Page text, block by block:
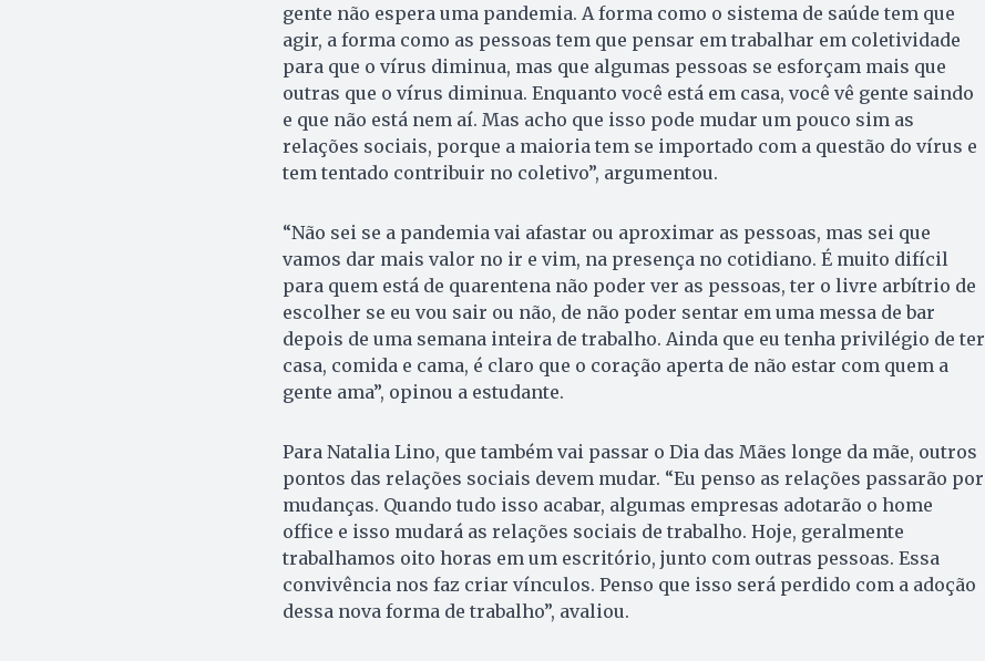
gente não espera uma pandemia. A forma como o sistema de saúde tem que
agir, a forma como as pessoas tem que pensar em trabalhar em coletividade
para que o vírus diminua, mas que algumas pessoas se esforçam mais que
outras que o vírus diminua. Enquanto você está em casa, você vê gente saindo
e que não está nem aí. Mas acho que isso pode mudar um pouco sim as
relações sociais, porque a maioria tem se importado com a questão do vírus e
tem tentado contribuir no coletivo”, argumentou.
“Não sei se a pandemia vai afastar ou aproximar as pessoas, mas sei que
vamos dar mais valor no ir e vim, na presença no cotidiano. É muito difícil
para quem está de quarentena não poder ver as pessoas, ter o livre arbítrio de
escolher se eu vou sair ou não, de não poder sentar em uma messa de bar
depois de uma semana inteira de trabalho. Ainda que eu tenha privilégio de ter
casa, comida e cama, é claro que o coração aperta de não estar com quem a
gente ama”, opinou a estudante.
Para Natalia Lino, que também vai passar o Dia das Mães longe da mãe, outros
pontos das relações sociais devem mudar. “Eu penso as relações passarão por
mudanças. Quando tudo isso acabar, algumas empresas adotarão o home
office e isso mudará as relações sociais de trabalho. Hoje, geralmente
trabalhamos oito horas em um escritório, junto com outras pessoas. Essa
convivência nos faz criar vínculos. Penso que isso será perdido com a adoção
dessa nova forma de trabalho”, avaliou.